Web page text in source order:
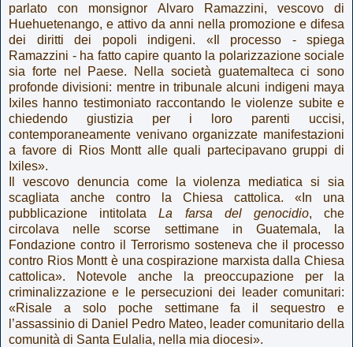
parlato con monsignor Alvaro Ramazzini, vescovo di
Huehuetenango, e attivo da anni nella promozione e difesa
dei diritti dei popoli indigeni. «Il processo - spiega
Ramazzini - ha fatto capire quanto la polarizzazione sociale
sia forte nel Paese. Nella società guatemalteca ci sono
profonde divisioni: mentre in tribunale alcuni indigeni maya
Ixiles hanno testimoniato raccontando le violenze subite e
chiedendo giustizia per i loro parenti uccisi,
contemporaneamente venivano organizzate manifestazioni
a favore di Rios Montt alle quali partecipavano gruppi di
Ixiles».
Il vescovo denuncia come la violenza mediatica si sia
scagliata anche contro la Chiesa cattolica. «In una
pubblicazione intitolataLa farsa del genocidio, che
circolava nelle scorse settimane in Guatemala, la
Fondazione contro il Terrorismo sosteneva che il processo
contro Rios Montt è una cospirazione marxista dalla Chiesa
cattolica». Notevole anche la preoccupazione per la
criminalizzazione e le persecuzioni dei leader comunitari:
«Risale a solo poche settimane fa il sequestro e
l’assassinio di Daniel Pedro Mateo, leader comunitario della
comunità di Santa Eulalia, nella mia diocesi».